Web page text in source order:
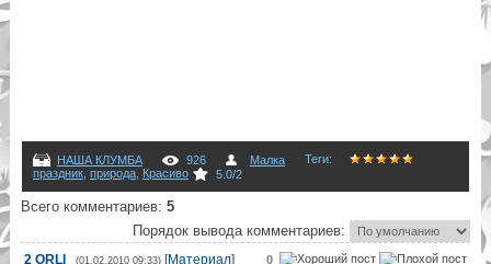
НАША КЛУМБА 926 Малка Теги:
праздник, природа, Красиво 5.0/2
Всего комментариев: 5
Порядок вывода комментариев:
0
2 ORLI (01.02.2010 09:33)[Материал]